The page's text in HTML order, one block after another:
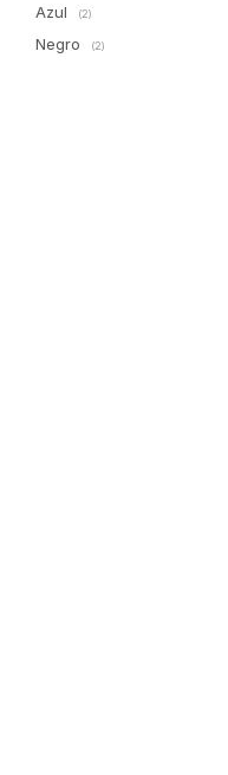
Azul (2)
Negro (2)